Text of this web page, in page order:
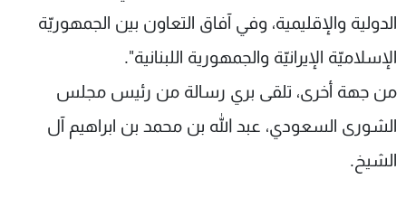
الدولية والإقليمية، وفي آفاق التعاون بين الجمهوريّة
الإسلاميّة الإيرانيّة والجمهورية اللبنانية".
من جهة أخرى، تلقى بري رسالة من رئيس مجلس
الشورى السعودي، عبد الله بن محمد بن ابراهيم آل
الشيخ.